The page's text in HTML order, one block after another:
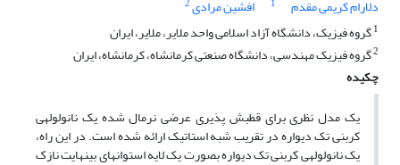
دلارام کریمی مقدم
1 افشین مرادی2
1گروه فیزیک، دانشگاه آزاد اسلامی واحد ملایر، ملایر، ایران
2گروه فیزیک مهندسی، دانشگاه صنعتی کرمانشاه، کرمانشاه، ایران
چکیده
یک مدل نظری برای قطبش پذیری عرضی نرمال شده یک نانولوله­ی
کربنی تک دیواره در تقریب شبه استاتیک ارائه شده است. در این راه،
یک نانولوله­ی کربنی تک دیواره بصورت یک لایه استوانه­ای بی­نهایت نازک